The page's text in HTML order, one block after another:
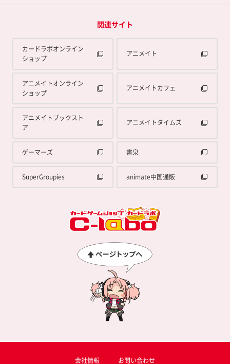
関連サイト
カードラボオンライン
ショップ
アニメイト
アニメイトオンライン
ショップ
アニメイトカフェ
アニメイトブックスト
ア
アニメイトタイムズ
ゲーマーズ 書泉
SuperGroupies animate中国通販
会社情報 お問い合わせ